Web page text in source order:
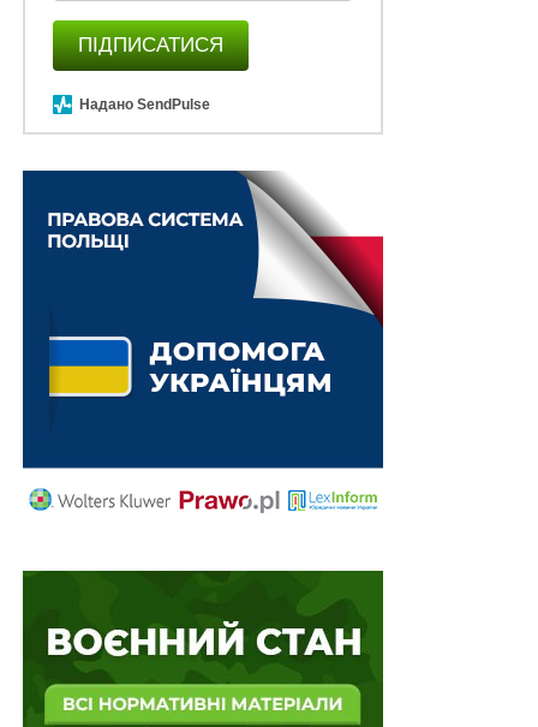
в прямому причинному зв’язку з настанням
досліджуваної події нещасного випадку та
смертельного травмування підрядника, а
невиконання нормативно-технічних актів з боку
зору знаходяться в прямому причинному зв’язку з
настанням досліджуваної події.
Вина загиблого не є підставою
для відмови у задоволенні позову про
відшкодування моральної шкоди, завданої його
смертю від нещасного випадку на виробництві
Верховний Суд вказав, що без належної уваги суду
стався нещасний випадок із смертельним наслідком,
за змістом обвинувачення належать до робіт з
Директор ТОВ допустила до виконання робіт з
демонтажу вантажно-підіймального крану
підрядника, який не мав дозволу Держпраці на
виконання робіт підвищеної небезпеки та не
пройшов спеціальне навчання та перевірку знань і
ПІДПИСАТИСЯ
Надано SendPulse